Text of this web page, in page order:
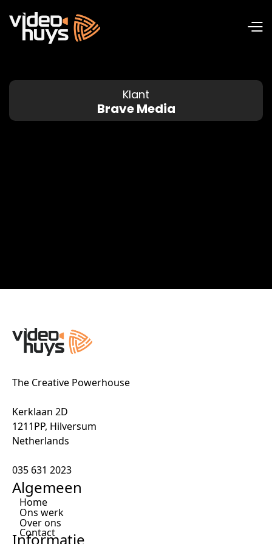
Klant
Brave Media
The Creative Powerhouse
Kerklaan 2D
1211PP, Hilversum
Netherlands
035 631 2023
Algemeen
Home
Ons werk
Over ons
Contact
Informatie